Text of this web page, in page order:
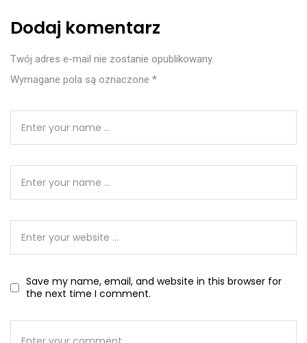
Dodaj komentarz
Twój adres e-mail nie zostanie opublikowany.
Wymagane pola są oznaczone *
Save my name, email, and website in this browser for
the next time I comment.